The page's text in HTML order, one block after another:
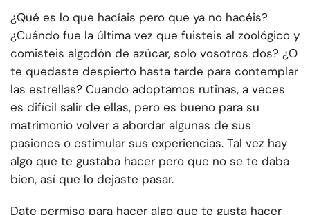
¿Qué es lo que hacíais pero que ya no hacéis?
¿Cuándo fue la última vez que fuisteis al zoológico y
comisteis algodón de azúcar, solo vosotros dos? ¿O
te quedaste despierto hasta tarde para contemplar
las estrellas? Cuando adoptamos rutinas, a veces
es difícil salir de ellas, pero es bueno para su
matrimonio volver a abordar algunas de sus
pasiones o estimular sus experiencias. Tal vez hay
algo que te gustaba hacer pero que no se te daba
bien, así que lo dejaste pasar.
Date permiso para hacer algo que te gusta hacer